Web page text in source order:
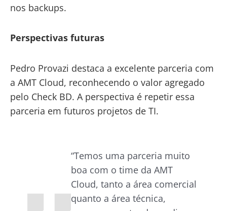
nos backups.
Perspectivas futuras
Pedro Provazi destaca a excelente parceria com
a AMT Cloud, reconhecendo o valor agregado
pelo Check BD. A perspectiva é repetir essa
parceria em futuros projetos de TI.
“Temos uma parceria muito
boa com o time da AMT
Cloud, tanto a área comercial
quanto a área técnica,